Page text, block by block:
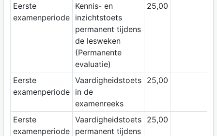
Eerste
examenperiode
Kennis- en
inzichtstoets
permanent tijdens
de lesweken
(Permanente
evaluatie)
25,00
Eerste
examenperiode
Vaardigheidstoets
in de
examenreeks
25,00
Eerste
examenperiode
Vaardigheidstoets
permanent tijdens
25,00